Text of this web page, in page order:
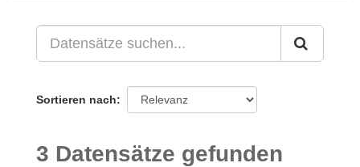
Sortieren nach
3 Datensätze gefunden